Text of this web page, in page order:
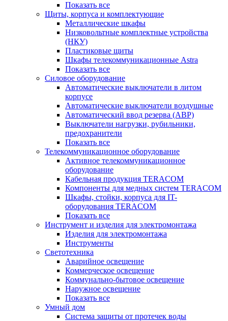
Показать все
Щиты, корпуса и комплектующие
Металлические шкафы
Низковольтные комплектные устройства
(НКУ)
Пластиковые щиты
Шкафы телекоммуникационные Astra
Показать все
Силовое оборудование
Автоматические выключатели в литом
корпусе
Автоматические выключатели воздушные
Автоматический ввод резерва (АВР)
Выключатели нагрузки, рубильники,
предохранители
Показать все
Телекоммуникационное оборудование
Активное телекоммуникационное
оборудование
Кабельная продукция TERACOM
Компоненты для медных систем TERACOM
Шкафы, стойки, корпуса для IT-
оборудования TERACOM
Показать все
Инструмент и изделия для электромонтажа
Изделия для электромонтажа
Инструменты
Светотехника
Аварийное освещение
Коммерческое освещение
Коммунально-бытовое освещение
Наружное освещение
Показать все
Умный дом
Система защиты от протечек воды